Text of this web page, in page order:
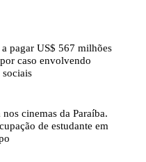
pagar US$ 567 milhões
caso envolvendo
sociais
nos cinemas da Paraíba.
de estudante em